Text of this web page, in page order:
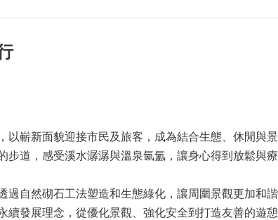
新面貌迎接市民及旅客，成為結合生態、休閒與景
道，感受溪水潺潺與溫泉氤氳，讓身心得到放鬆與療
自然砌石工法塑造和生態綠化，讓周圍景觀更加和
發展理念，從優化景觀、強化安全到打造友善的遊